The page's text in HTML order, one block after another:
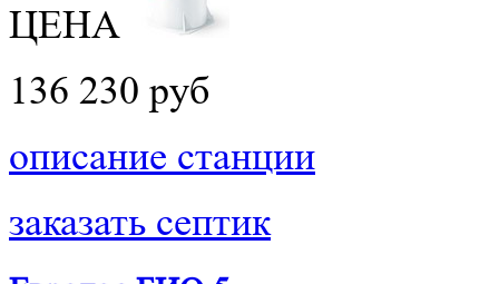
ЦЕНА
136 230 руб
описание станции
заказать септик